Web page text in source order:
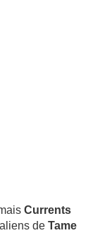
Currents
de Tame